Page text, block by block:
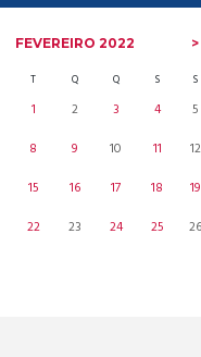
FEVEREIRO2022
T Q Q S S
1 2 3 4
5
8 9 10 11
12
15 16 17 18
19
22 23 24 25
26